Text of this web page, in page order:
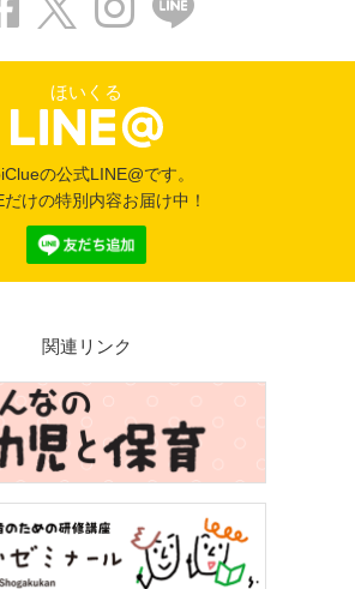
ほいくる
の公式LINE@です。
だけの特別内容お届け中！
関連リンク